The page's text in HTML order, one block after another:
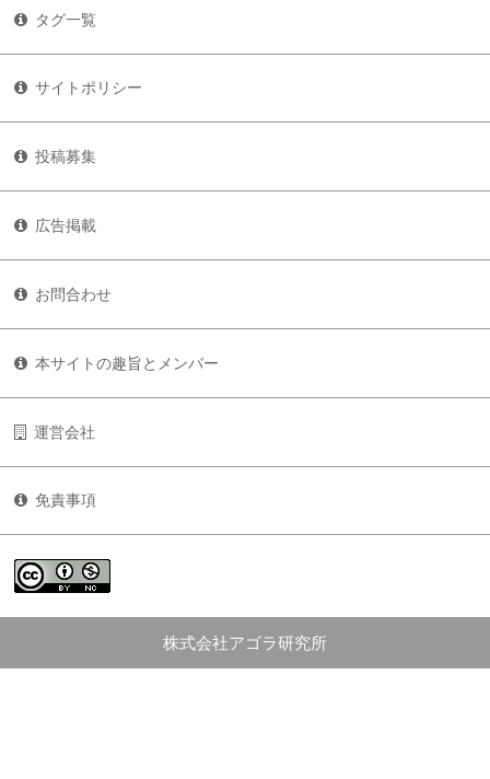
タグ一覧
サイトポリシー
投稿募集
広告掲載
お問合わせ
本サイトの趣旨とメンバー
運営会社
免責事項
株式会社アゴラ研究所